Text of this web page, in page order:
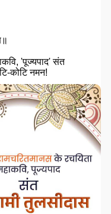
'पूज्यपाद' संत
कोटि नमन!